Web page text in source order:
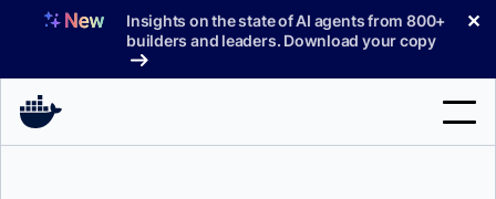
へ
Insights on the state of AI agents from 800+
builders and leaders. Download your copy
✕